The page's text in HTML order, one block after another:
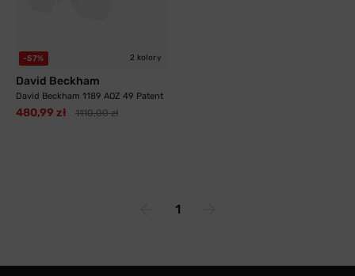
-57% 2 kolory
David Beckham
David Beckham 1189 AOZ 49 Patent
480,99 zł 1110,00 zł
1